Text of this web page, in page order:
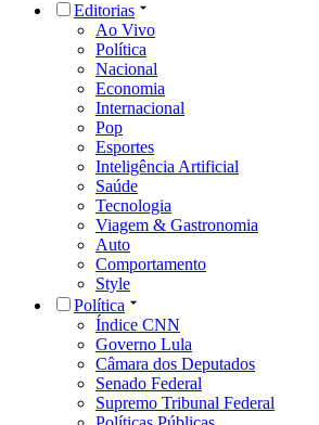
Editorias
Ao Vivo
Política
Nacional
Economia
Internacional
Pop
Esportes
Inteligência Artificial
Saúde
Tecnologia
Viagem & Gastronomia
Auto
Comportamento
Style
Política
Índice CNN
Governo Lula
Câmara dos Deputados
Senado Federal
Supremo Tribunal Federal